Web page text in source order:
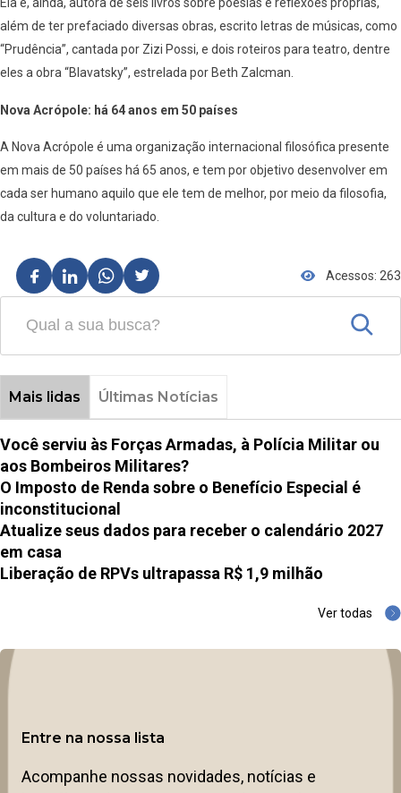
além de ter prefaciado diversas obras, escrito letras de músicas, como
“Prudência”, cantada por Zizi Possi, e dois roteiros para teatro, dentre
eles a obra “Blavatsky”, estrelada por Beth Zalcman.
Nova Acrópole: há 64 anos em 50 países
A Nova Acrópole é uma organização internacional filosófica presente
em mais de 50 países há 65 anos, e tem por objetivo desenvolver em
cada ser humano aquilo que ele tem de melhor, por meio da filosofia,
da cultura e do voluntariado.
Acessos: 263
Mais lidas Últimas Notícias
Você serviu às Forças Armadas, à Polícia Militar ou
aos Bombeiros Militares?
O Imposto de Renda sobre o Benefício Especial é
inconstitucional
Atualize seus dados para receber o calendário 2027
em casa
Liberação de RPVs ultrapassa R$ 1,9 milhão
Ver todas
Entre na nossa lista
Acompanhe nossas novidades, notícias e